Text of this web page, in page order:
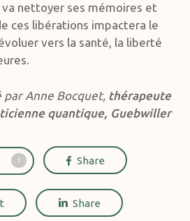
va nettoyer ses mémoires et
ces libérations impactera le
vers la santé, la liberté
Anne Bocquet, thérapeute
quantique, Guebwiller
1 Share
Share